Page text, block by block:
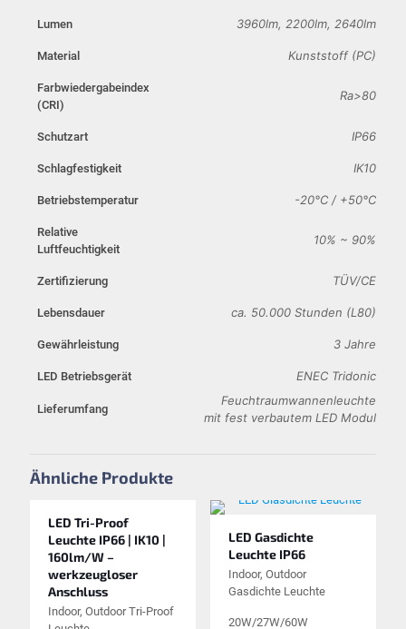
Lumen 3960lm, 2200lm, 2640lm
Material Kunststoff (PC)
Farbwiedergabeindex
(CRI)
Ra>80
Schutzart IP66
Schlagfestigkeit IK10
Betriebstemperatur -20°C / +50°C
Relative
Luftfeuchtigkeit
10% ~ 90%
Zertifizierung TÜV/CE
Lebensdauer ca. 50.000 Stunden (L80)
Gewährleistung 3 Jahre
LED Betriebsgerät ENEC Tridonic
Lieferumfang
Feuchtraumwannenleuchte
mit fest verbautem LED Modul
Ähnliche Produkte
LED Tri-Proof
Leuchte IP66 | IK10 |
160lm/W –
werkzeugloser
Anschluss
Indoor, Outdoor Tri-Proof
LED Gasdichte
Leuchte IP66
Indoor, Outdoor
Gasdichte Leuchte
20W/27W/60W